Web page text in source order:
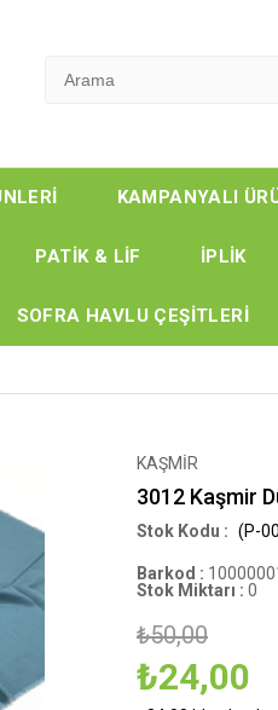
KAMPANYALI
PATİK & LİF İPLİK
SOFRA HAVLU ÇEŞİTLERİ
KAŞMİR
3012 Kaşmir
(P-
Barkod :
Stok Miktarı : 0
₺50,00
₺24,00